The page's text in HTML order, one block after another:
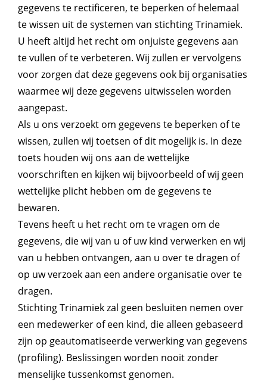
gegevens te rectificeren, te beperken of helemaal
te wissen uit de systemen van stichting Trinamiek.
U heeft altijd het recht om onjuiste gegevens aan
te vullen of te verbeteren. Wij zullen er vervolgens
voor zorgen dat deze gegevens ook bij organisaties
waarmee wij deze gegevens uitwisselen worden
aangepast.
Als u ons verzoekt om gegevens te beperken of te
wissen, zullen wij toetsen of dit mogelijk is. In deze
toets houden wij ons aan de wettelijke
voorschriften en kijken wij bijvoorbeeld of wij geen
wettelijke plicht hebben om de gegevens te
bewaren.
Tevens heeft u het recht om te vragen om de
gegevens, die wij van u of uw kind verwerken en wij
van u hebben ontvangen, aan u over te dragen of
op uw verzoek aan een andere organisatie over te
dragen.
Stichting Trinamiek zal geen besluiten nemen over
een medewerker of een kind, die alleen gebaseerd
zijn op geautomatiseerde verwerking van gegevens
(profiling). Beslissingen worden nooit zonder
menselijke tussenkomst genomen.